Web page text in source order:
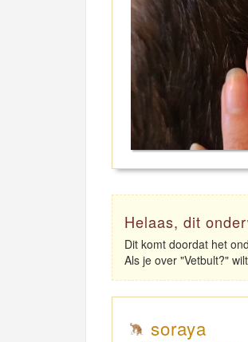
Helaas, dit
Dit komt doordat het
Als je over "Vetbult?"
soraya